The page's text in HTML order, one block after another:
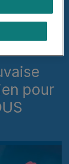
pour